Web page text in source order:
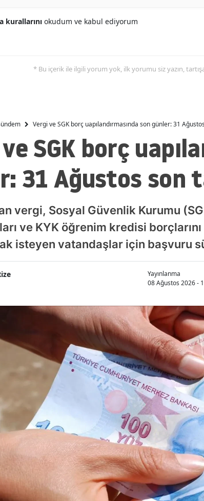
kurallarını okudum ve kabul ediyorum
* Bu içerik ile ilgili yorum yok, ilk yorumu siz yazın,
Vergi ve SGK borç uapılandırmasında son günler: 31
SGK borç
31 Ağustos son
vergi, Sosyal Güvenlik Kurumu
ve KYK öğrenim kredisi
isteyen vatandaşlar için başvuru
Yayınlanma
08 Ağustos 2026 -